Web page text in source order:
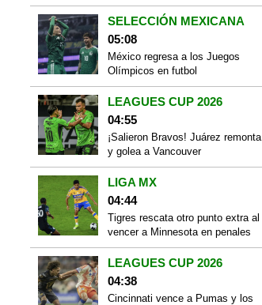
SELECCIÓN MEXICANA
05:08
México regresa a los Juegos
Olímpicos en futbol
LEAGUES CUP 2026
04:55
¡Salieron Bravos! Juárez remonta
y golea a Vancouver
LIGA MX
04:44
Tigres rescata otro punto extra al
vencer a Minnesota en penales
LEAGUES CUP 2026
04:38
Cincinnati vence a Pumas y los